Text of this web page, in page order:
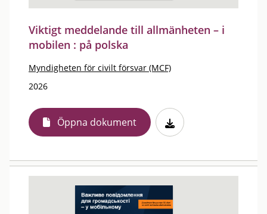
Viktigt meddelande till allmänheten – i
mobilen : på polska
Myndigheten för civilt försvar (MCF)
2026
Öppna dokument